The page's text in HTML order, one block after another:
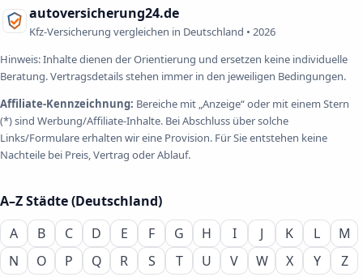
autoversicherung24.de
Kfz-Versicherung vergleichen in Deutschland • 2026
Hinweis: Inhalte dienen der Orientierung und ersetzen keine individuelle
Beratung. Vertragsdetails stehen immer in den jeweiligen Bedingungen.
Affiliate-Kennzeichnung: Bereiche mit „Anzeige“ oder mit einem Stern
(*) sind Werbung/Affiliate-Inhalte. Bei Abschluss über solche
Links/Formulare erhalten wir eine Provision. Für Sie entstehen keine
Nachteile bei Preis, Vertrag oder Ablauf.
A–Z Städte (Deutschland)
A
B C D E F G H I J K L
M
N
O P Q R S T U V W X Y Z